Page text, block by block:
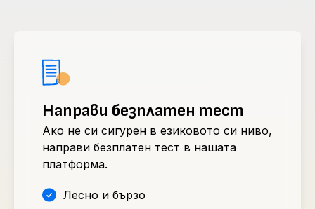
Направи безплатен тест
Ако не си сигурен в езиковото си ниво,
направи безплатен тест в нашата
платформа.
Лесно и бързо